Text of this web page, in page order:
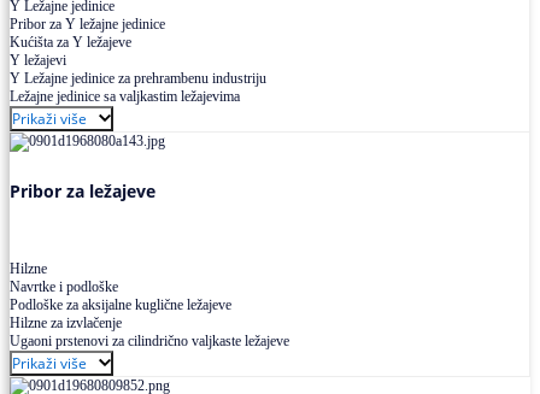
Y Ležajne jedinice
Pribor za Y ležajne jedinice
Kućišta za Y ležajeve
Y ležajevi
Y Ležajne jedinice za prehrambenu industriju
Ležajne jedinice sa valjkastim ležajevima
Prikaži više
Pribor za ležajeve
Hilzne
Navrtke i podloške
Podloške za aksijalne kuglične ležajeve
Hilzne za izvlačenje
Ugaoni prstenovi za cilindrično valjkaste ležajeve
Prikaži više